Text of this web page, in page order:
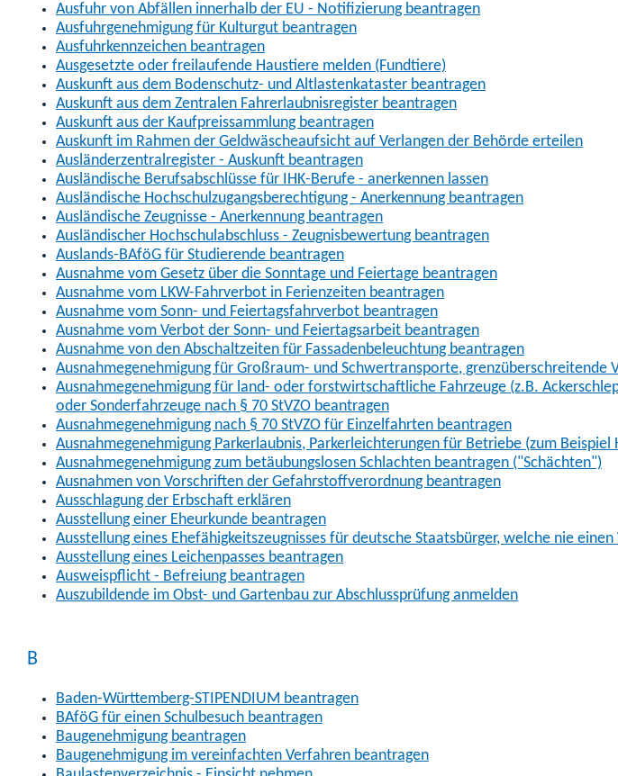
Ausfuhr von Abfällen innerhalb der EU - Notifizierung beantragen
Ausfuhrgenehmigung für Kulturgut beantragen
Ausfuhrkennzeichen beantragen
Ausgesetzte oder freilaufende Haustiere melden (Fundtiere)
Auskunft aus dem Bodenschutz- und Altlastenkataster beantragen
Auskunft aus dem Zentralen Fahrerlaubnisregister beantragen
Auskunft aus der Kaufpreissammlung beantragen
Auskunft im Rahmen der Geldwäscheaufsicht auf Verlangen der Behörde erteilen
Ausländerzentralregister - Auskunft beantragen
Ausländische Berufsabschlüsse für IHK-Berufe - anerkennen lassen
Ausländische Hochschulzugangsberechtigung - Anerkennung beantragen
Ausländische Zeugnisse - Anerkennung beantragen
Ausländischer Hochschulabschluss - Zeugnisbewertung beantragen
Auslands-BAföG für Studierende beantragen
Ausnahme vom Gesetz über die Sonntage und Feiertage beantragen
Ausnahme vom LKW-Fahrverbot in Ferienzeiten beantragen
Ausnahme vom Sonn- und Feiertagsfahrverbot beantragen
Ausnahme vom Verbot der Sonn- und Feiertagsarbeit beantragen
Ausnahme von den Abschaltzeiten für Fassadenbeleuchtung beantragen
Ausnahmegenehmigung für Großraum- und Schwertransporte, grenzüberschreitende
Ausnahmegenehmigung für land- oder forstwirtschaftliche Fahrzeuge (z.B.
oder Sonderfahrzeuge nach § 70 StVZO beantragen
Ausnahmegenehmigung nach § 70 StVZO für Einzelfahrten beantragen
Ausnahmegenehmigung Parkerlaubnis, Parkerleichterungen für Betriebe (zum Beispiel
Ausnahmegenehmigung zum betäubungslosen Schlachten beantragen ("Schächten")
Ausnahmen von Vorschriften der Gefahrstoffverordnung beantragen
Ausschlagung der Erbschaft erklären
Ausstellung einer Eheurkunde beantragen
Ausstellung eines Ehefähigkeitszeugnisses für deutsche Staatsbürger, welche nie einen
Ausstellung eines Leichenpasses beantragen
Ausweispflicht - Befreiung beantragen
Auszubildende im Obst- und Gartenbau zur Abschlussprüfung anmelden
B
Baden-Württemberg-STIPENDIUM beantragen
BAföG für einen Schulbesuch beantragen
Baugenehmigung beantragen
Baugenehmigung im vereinfachten Verfahren beantragen